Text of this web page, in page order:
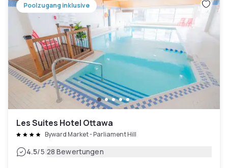
Poolzugang inklusive
Les Suites Hotel Ottawa
Byward Market - Parliament Hill
4.5/5|28 Bewertungen